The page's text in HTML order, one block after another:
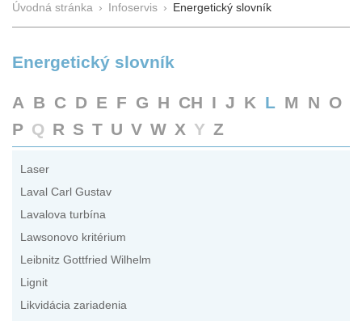
Úvodná stránka › Infoservis › Energetický slovník
Energetický slovník
A B C D E F G H CH I J K L M N O
P Q R S T U V W X Y Z
Laser
Laval Carl Gustav
Lavalova turbína
Lawsonovo kritérium
Leibnitz Gottfried Wilhelm
Lignit
Likvidácia zariadenia